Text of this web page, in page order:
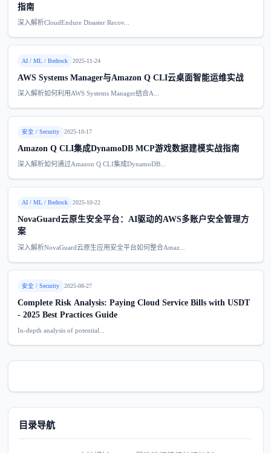
指南
深入解析CloudEndure Disaster Recov...
AI / ML / Bedrock 2025-11-24
AWS Systems Manager与Amazon Q CLI云桌面智能运维实战
深入解析如何利用AWS Systems Manager结合A...
安全 / Security 2025-10-17
Amazon Q CLI集成DynamoDB MCP游戏数据建模实战指南
深入解析如何通过Amazon Q CLI集成DynamoDB...
AI / ML / Bedrock 2025-10-22
NovaGuard云原生安全平台：AI驱动的AWS多账户安全管理方
案
深入解析NovaGuard云原生应用安全平台如何整合Amaz...
安全 / Security 2025-08-27
Complete Risk Analysis: Paying Cloud Service Bills with USDT
- 2025 Best Practices Guide
In-depth analysis of potential...
目录导航